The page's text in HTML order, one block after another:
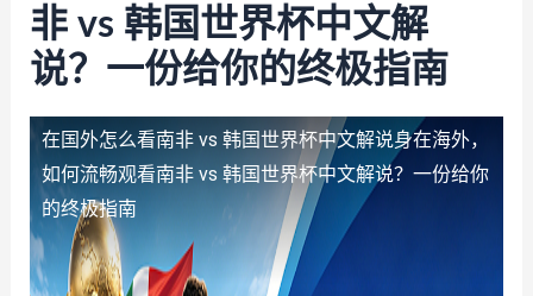
非 vs 韩国世界杯中文解
说？一份给你的终极指南
在国外怎么看南非 vs 韩国世界杯中文解说身在海外，
如何流畅观看南非 vs 韩国世界杯中文解说？一份给你
的终极指南